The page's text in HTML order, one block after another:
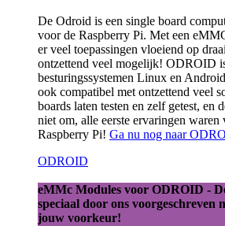
De Odroid is een single board
voor de Raspberry Pi. Met een
er veel toepassingen vloeiend op
ontzettend veel mogelijk! ODROID
besturingssystemen Linux en
ook compatibel met ontzettend veel
boards laten testen en zelf getest, en
niet om, alle eerste ervaringen
Raspberry Pi! Ga nu nog naar
ODROID
eMMc Modules voor ODROID -
speciaal door ons voorgeschreven
jouw voorkeur!